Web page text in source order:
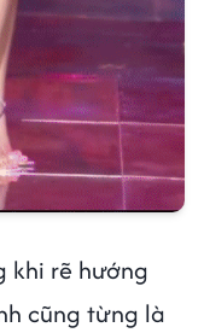
khi rẽ hướng
cũng từng là